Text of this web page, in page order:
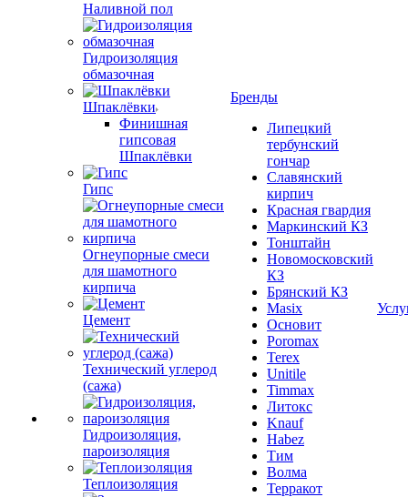
Наливной пол
Гидроизоляция
обмазочная
Шпаклёвки
Финишная
гипсовая
Шпаклёвки
Гипс
Огнеупорные смеси
для шамотного
кирпича
Цемент
Технический углерод
(сажа)
Гидроизоляция,
пароизоляция
Теплоизоляция
Бренды
Липецкий
тербунский
гончар
Славянский
кирпич
Красная гвардия
Маркинский КЗ
Тонштайн
Новомосковский
КЗ
Брянский КЗ
Masix
Основит
Poromax
Terex
Unitile
Timmax
Литокс
Knauf
Habez
Тим
Волма
Терракот